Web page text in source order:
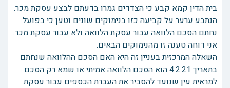
בית הדין קמא קבע כי הצדדים גמרו בדעתם לבצע עסקת מכר.
הנתבע ערער על קביעה כזו בנימוקים שונים וטען כי בפועל
נחתם הסכם הלוואה עבור עסקת הלוואה ולא עבור עסקת מכר.
אני דוחה טענה זו מהנימוקים הבאים.
השאלה המרכזית בעניין זה היא האם הסכם ההלוואה שנחתם
בתאריך 4.2.21 הוא הסכם הלוואה אמיתי או שמא רק הסכם
למראית עין שנועד להסביר את העברת הכספים עבור עסקת